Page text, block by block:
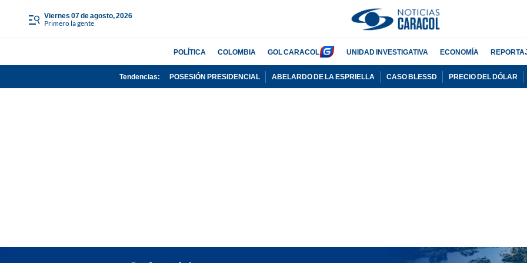
viernes 07 de agosto, 2026
Primero la gente
POLÍTICA COLOMBIA GOL CARACOL UNIDAD INVESTIGATIVA ECONOMÍA
Tendencias: POSESIÓN PRESIDENCIAL ABELARDO DE LA ESPRIELLA CASO BLESSD PRECIO DEL DÓLAR